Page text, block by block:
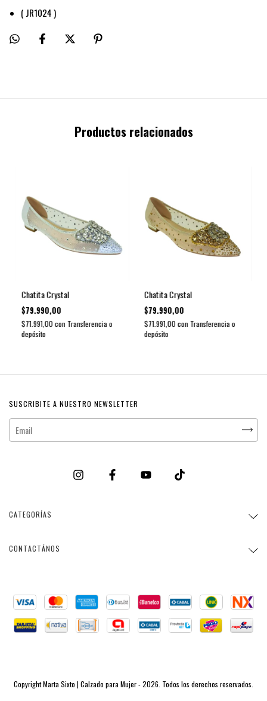
( JR1024 )
Productos relacionados
Chatita Crystal
$79.990,00
$71.991,00 con Transferencia o
depósito
Chatita Crystal
$79.990,00
$71.991,00 con Transferencia o
depósito
SUSCRIBITE A NUESTRO NEWSLETTER
CATEGORÍAS
CONTACTÁNOS
Copyright Marta Sixto | Calzado para Mujer - 2026. Todos los derechos reservados.